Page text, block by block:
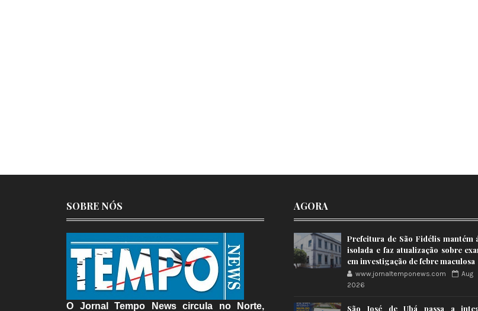
SOBRE NÓS
O Jornal Tempo News circula no Norte,
AGORA
Prefeitura de São Fidélis mantém
isolada e faz atualização sobre
em investigação de febre maculosa
www.jornaltemponews.com
2026
São José de Ubá passa a